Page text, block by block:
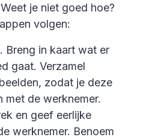
je niet goed hoe?
volgen:
Breng in kaart wat er
gaat. Verzamel
zodat je deze
met de werknemer.
en geef eerlijke
werknemer. Benoem